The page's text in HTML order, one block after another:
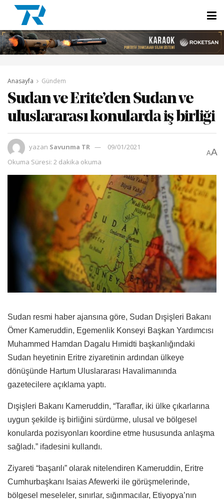
Anasayfa Gündem
Sudan ve Erite’den Sudan ve
uluslararası konularda iş birliği
yazan Savunma TR
09/01/2021
Okuma Süresi: 2 dakika okuma
AA
Sudan resmi haber ajansına göre, Sudan Dışişleri Bakanı
Ömer Kameruddin, Egemenlik Konseyi Başkan Yardımcısı
Muhammed Hamdan Dagalu Hımidti başkanlığındaki
Sudan heyetinin Eritre ziyaretinin ardından ülkeye
dönüşünde Hartum Uluslararası Havalimanında
gazetecilere açıklama yaptı.
Dışişleri Bakanı Kameruddin, “Taraflar, iki ülke çıkarlarına
uygun şekilde iş birliğini sürdürme, ulusal ve bölgesel
konularda pozisyonları koordine etme hususunda anlaşma
sağladı.” ifadesini kullandı.
Ziyareti “başarılı” olarak nitelendiren Kameruddin, Eritre
Cumhurbaşkanı Isaias Afewerki ile görüşmelerinde,
bölgesel meseleler, sınırlar, sığınmacılar, Etiyopya’nın